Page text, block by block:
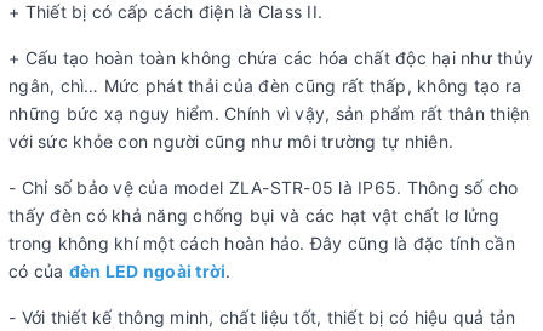
+ Thiết bị có cấp cách điện là Class II.
+ Cấu tạo hoàn toàn không chứa các hóa chất độc hại như thủy
ngân, chì… Mức phát thải của đèn cũng rất thấp, không tạo ra
những bức xạ nguy hiểm. Chính vì vậy, sản phẩm rất thân thiện
với sức khỏe con người cũng như môi trường tự nhiên.
- Chỉ số bảo vệ của model ZLA-STR-05 là IP65. Thông số cho
thấy đèn có khả năng chống bụi và các hạt vật chất lơ lửng
trong không khí một cách hoàn hảo. Đây cũng là đặc tính cần
có của đèn LED ngoài trời.
- Với thiết kế thông minh, chất liệu tốt, thiết bị có hiệu quả tản